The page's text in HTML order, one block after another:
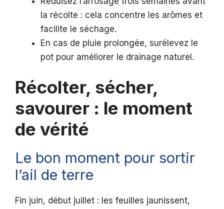
la récolte : cela concentre les arômes et
facilite le séchage.
En cas de pluie prolongée, surélevez le
pot pour améliorer le drainage naturel.
Récolter, sécher,
savourer : le moment
de vérité
Le bon moment pour sortir
l’ail de terre
Fin juin, début juillet : les feuilles jaunissent,